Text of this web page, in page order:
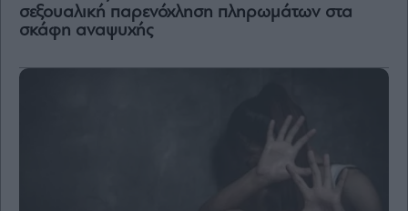
σεξουαλική παρενόχληση πληρωμάτων στα
σκάφη αναψυχής